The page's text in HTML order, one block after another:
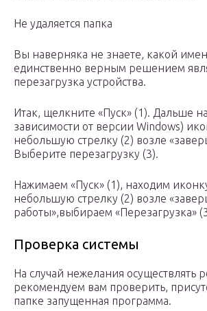
Не удаляется папка
Вы наверняка не знаете, какой
единственно верным решением
перезагрузка устройства.
Итак, щелкните «Пуск» (1). Дальше
зависимости от версии Windows)
небольшую стрелку (2) возле
Выберите перезагрузку (3).
Нажимаем «Пуск» (1), находим
небольшую стрелку (2) возле
работы»,выбираем «Перезагрузка»
Проверка системы
На случай нежелания осуществлять
рекомендуем вам проверить,
папке запущенная программа.